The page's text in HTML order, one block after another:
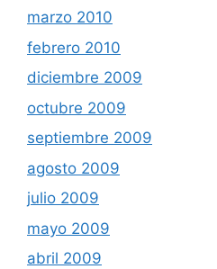
marzo 2010
febrero 2010
diciembre 2009
octubre 2009
septiembre 2009
agosto 2009
julio 2009
mayo 2009
abril 2009